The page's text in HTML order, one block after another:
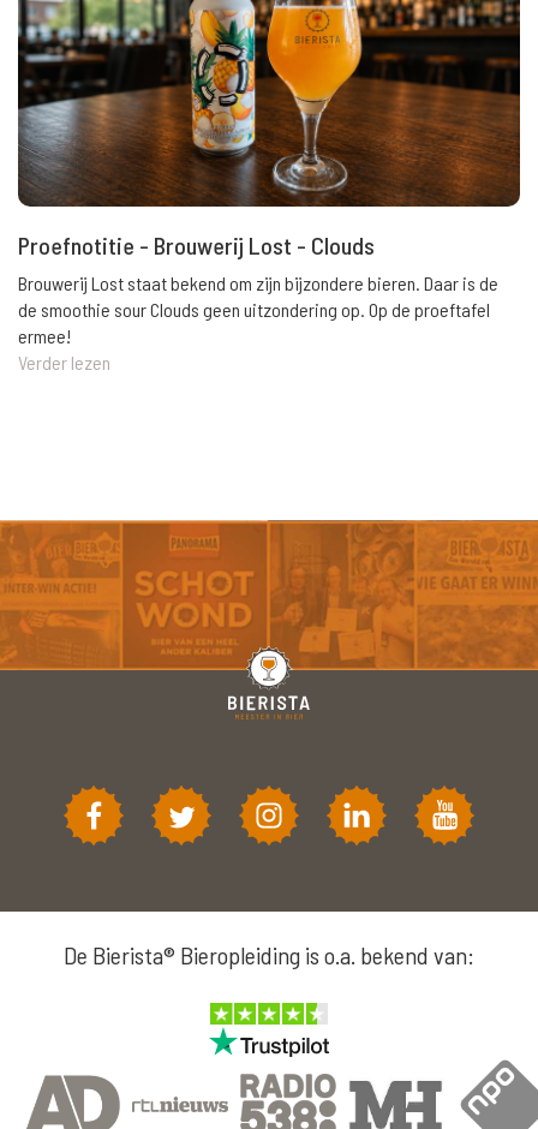
Proefnotitie - Brouwerij Lost - Clouds
Brouwerij Lost staat bekend om zijn bijzondere bieren. Daar is de
de smoothie sour Clouds geen uitzondering op. Op de proeftafel
ermee!
Verder lezen
De Bierista® Bieropleiding is o.a. bekend van: